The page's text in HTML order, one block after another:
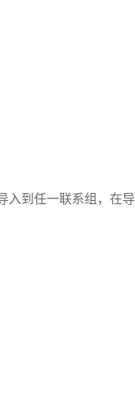
入到任一联系组，在导